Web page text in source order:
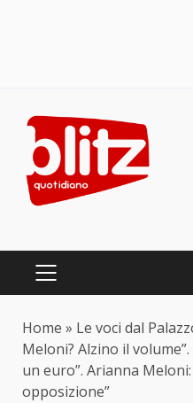
content
PRIMARY
Home » Le voci dal
Meloni? Alzino il volume”.
un euro”. Arianna
opposizione”